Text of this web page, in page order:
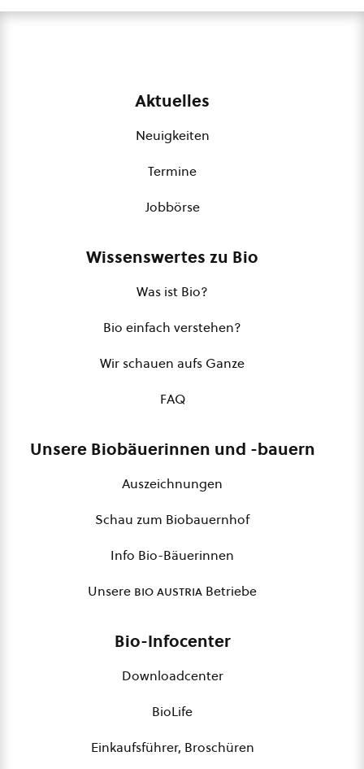
Aktuelles
Neuigkeiten
Termine
Jobbörse
Wissenswertes zu Bio
Was ist Bio?
Bio einfach verstehen?
Wir schauen aufs Ganze
FAQ
Unsere Biobäuerinnen und -bauern
Auszeichnungen
Schau zum Biobauernhof
Info Bio-Bäuerinnen
Unsere bio austria Betriebe
Bio-Infocenter
Downloadcenter
BioLife
Einkaufsführer, Broschüren